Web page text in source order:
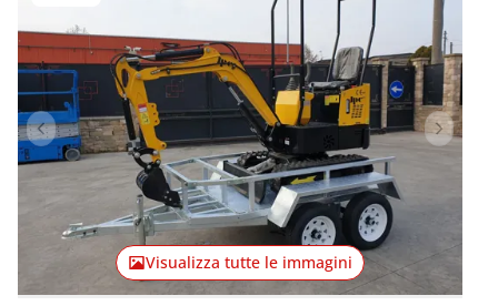
Articolo precedente Articolo
Visualizza tutte le immagini